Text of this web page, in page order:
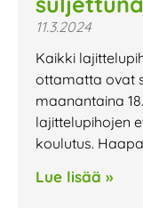
11.3.2024
Kaikki
ottamatta ovat
maanantaina
lajittelupihojen
koulutus.
Lue lisää »